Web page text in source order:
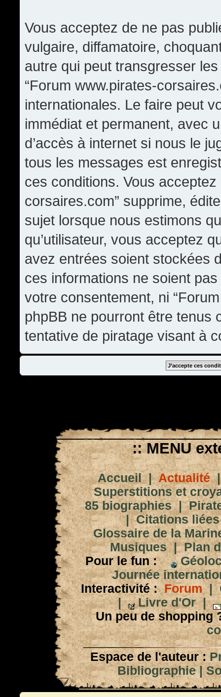
Vous acceptez de ne pas
vulgaire, diffamatoire,
autre qui peut transgresser
“Forum www.pirates-
internationales. Le faire peut
immédiat et permanent, avec
d’accès à internet si nous le
tous les messages est
ces conditions. Vous
corsaires.com” supprime,
sujet lorsque nous estimons
qu’utilisateur, vous acceptez
avez entrées soient stockées
ces informations ne soient
votre consentement, ni
phpBB ne pourront être tenus
tentative de piratage visant à
:: MENU
Accueil|Actualité
Superstitions et
85 biographies|
|Citations
Glossaire de la
Musiques|Plan
Pour le fun :
Journée
Interactivité : Forum|
|
Livre d'Or|
Un peu de shopping
Espace de l'auteur :
Bibliographie|